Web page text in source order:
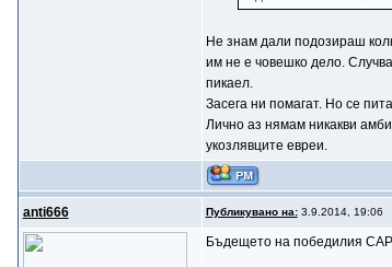
Не знам дали подозираш
им не е човешко дело.
пикаел.
Засега ни помагат. Но се
Лично аз нямам никакви
укозлявците евреи.
anti666 Публикувано на:3.9.2014, 19:06
Бъдещето на победилия